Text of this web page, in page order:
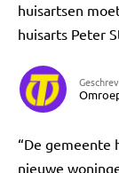
huisartsen
huisarts Peter
“De gemeente
nieuwe